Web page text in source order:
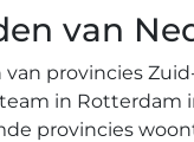
van
provincies
in Rotterdam
provincies